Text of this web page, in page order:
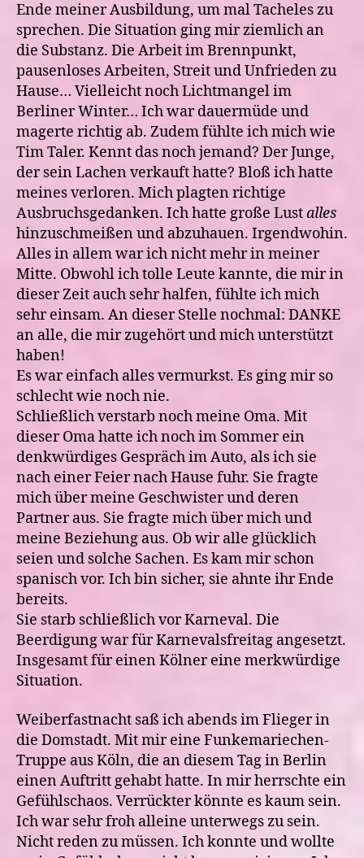
Ende meiner Ausbildung, um mal Tacheles zu
sprechen. Die Situation ging mir ziemlich an
die Substanz. Die Arbeit im Brennpunkt,
pausenloses Arbeiten, Streit und Unfrieden zu
Hause… Vielleicht noch Lichtmangel im
Berliner Winter… Ich war dauermüde und
magerte richtig ab. Zudem fühlte ich mich wie
Tim Taler. Kennt das noch jemand? Der Junge,
der sein Lachen verkauft hatte? Bloß ich hatte
meines verloren. Mich plagten richtige
Ausbruchsgedanken. Ich hatte große Lustalles
hinzuschmeißen und abzuhauen. Irgendwohin.
Alles in allem war ich nicht mehr in meiner
Mitte. Obwohl ich tolle Leute kannte, die mir in
dieser Zeit auch sehr halfen, fühlte ich mich
sehr einsam. An dieser Stelle nochmal: DANKE
an alle, die mir zugehört und mich unterstützt
haben!
Es war einfach alles vermurkst. Es ging mir so
schlecht wie noch nie.
Schließlich verstarb noch meine Oma. Mit
dieser Oma hatte ich noch im Sommer ein
denkwürdiges Gespräch im Auto, als ich sie
nach einer Feier nach Hause fuhr. Sie fragte
mich über meine Geschwister und deren
Partner aus. Sie fragte mich über mich und
meine Beziehung aus. Ob wir alle glücklich
seien und solche Sachen. Es kam mir schon
spanisch vor. Ich bin sicher, sie ahnte ihr Ende
bereits.
Sie starb schließlich vor Karneval. Die
Beerdigung war für Karnevalsfreitag angesetzt.
Insgesamt für einen Kölner eine merkwürdige
Situation.
Weiberfastnacht saß ich abends im Flieger in
die Domstadt. Mit mir eine Funkemariechen-
Truppe aus Köln, die an diesem Tag in Berlin
einen Auftritt gehabt hatte. In mir herrschte ein
Gefühlschaos. Verrückter könnte es kaum sein.
Ich war sehr froh alleine unterwegs zu sein.
Nicht reden zu müssen. Ich konnte und wollte